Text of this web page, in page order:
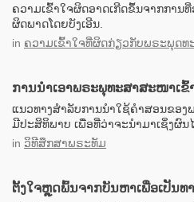
ຄວາມເຂົ້າໃຈຜິດອາດເກີດຂຶ້ນຈາກການ
ຜິດພາດໂດຍບັງເອີນ.
in ຄວາມເຂົ້າໃຈທີ່ຜິດກ່ຽວກັບພຣະພຸດ
ການນຳເອາພຣະພຸທະສາສະໜາເຂົ້
ແນວທາງສຳລັບການນຳໃຊ້ຄຳສອນຂອ
ມີປະສິທິພາບ ເພື່ອທີ່ວ່າຈະນຳມາເຊິ່ງຜົນ
in ວິທີສຶກສາພຣະທັມ
ຕັ້ງໃຈຫຼຸດພົ້ນຈາກບັນຫາເພື່ອເປັນທ